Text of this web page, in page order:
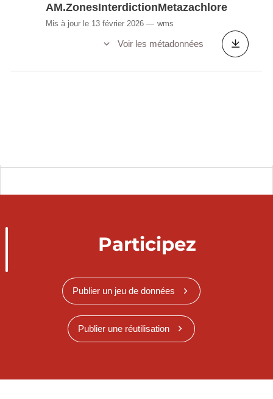
AM.ZonesInterdictionMetazachlore
Mis à jour le 13 février 2026 wms
Voir les métadonnées
Participez
Publier un jeu de données
Publier une réutilisation